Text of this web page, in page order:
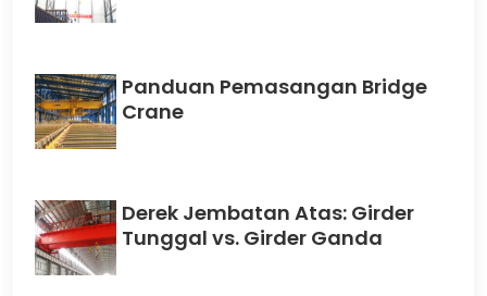
Panduan Pemasangan Bridge
Crane
Derek Jembatan Atas: Girder
Tunggal vs. Girder Ganda